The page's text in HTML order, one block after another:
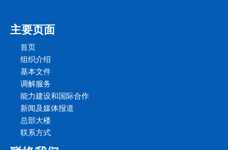
主要页面
首页
组织介绍
基本文件
调解服务
能力建设和国际合作
新闻及媒体报道
总部大楼
联系方式